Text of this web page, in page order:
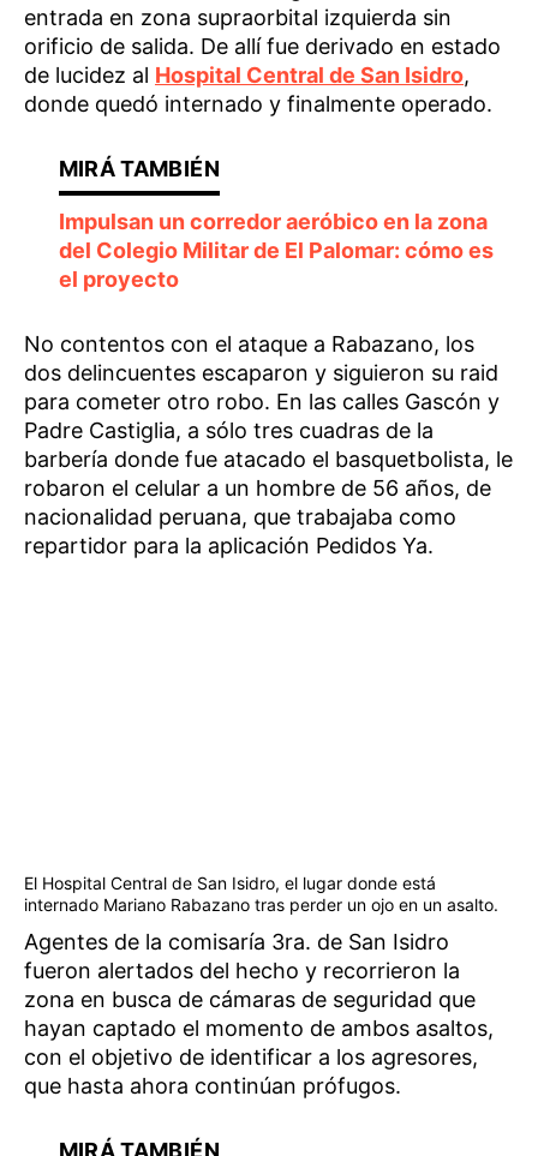
entrada en zona supraorbital izquierda sin
orificio de salida. De allí fue derivado en estado
de lucidez al Hospital Central de San Isidro,
donde quedó internado y finalmente operado.
Impulsan un corredor aeróbico en la zona
del Colegio Militar de El Palomar: cómo es
el proyecto
No contentos con el ataque a Rabazano, los
dos delincuentes escaparon y siguieron su raid
para cometer otro robo. En las calles Gascón y
Padre Castiglia, a sólo tres cuadras de la
barbería donde fue atacado el basquetbolista, le
robaron el celular a un hombre de 56 años, de
nacionalidad peruana, que trabajaba como
repartidor para la aplicación Pedidos Ya.
El Hospital Central de San Isidro, el lugar donde está
internado Mariano Rabazano tras perder un ojo en un asalto.
Agentes de la comisaría 3ra. de San Isidro
fueron alertados del hecho y recorrieron la
zona en busca de cámaras de seguridad que
hayan captado el momento de ambos asaltos,
con el objetivo de identificar a los agresores,
que hasta ahora continúan prófugos.